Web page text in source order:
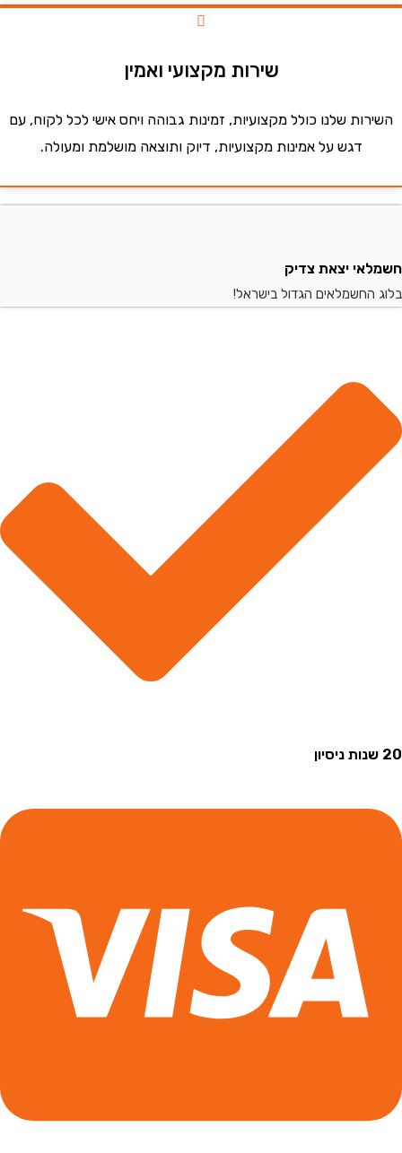
שירות מקצועי ואמין
שלנו כולל מקצועיות, זמינות גבוהה ויחס אישי לכל לקוח, עם
דגש על אמינות מקצועיות, דיוק ותוצאה מושלמת ומעולה.
יצאת צדיק
הגדול בישראל!